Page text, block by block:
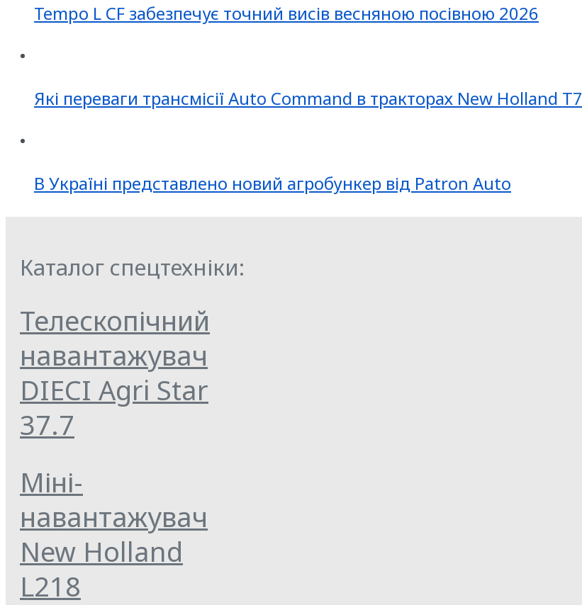
Tempo L CF забезпечує точний висів весняною посівною 2026
Які переваги трансмісії Auto Command в тракторах New Holland T7
В Україні представлено новий агробункер від Patron Auto
Каталог спецтехніки:
Телескопічний
навантажувач
DIECI Agri Star
37.7
Міні-
навантажувач
New Holland
L218